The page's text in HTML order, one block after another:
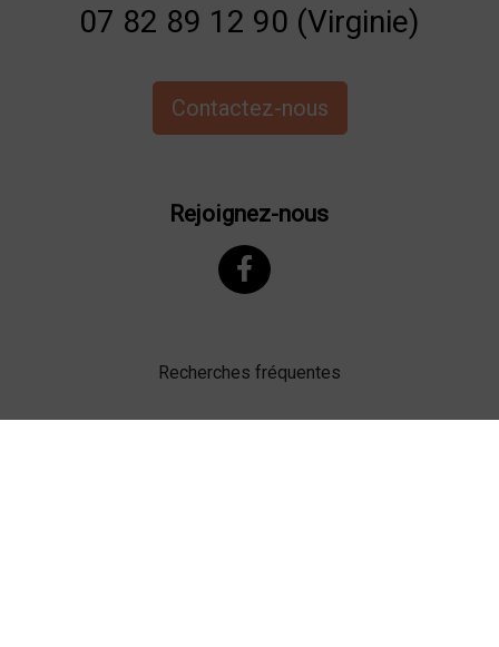
07 82 89 12 90 (Virginie)
Contactez-nous
Rejoignez-nous
Recherches fréquentes